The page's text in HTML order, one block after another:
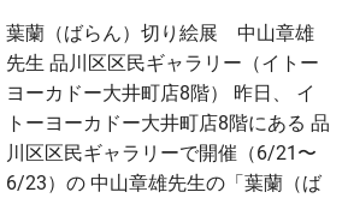
葉蘭（ばらん）切り絵展 中山章雄
先生 品川区区民ギャラリー（イトー
ヨーカドー大井町店8階） 昨日、 イ
トーヨーカドー大井町店8階にある 品
川区区民ギャラリーで開催（6/21〜
6/23）の 中山章雄先生の「葉蘭（ば